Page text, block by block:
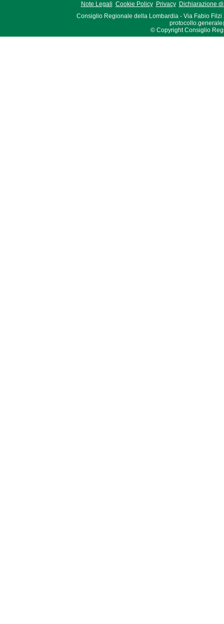
Note Legali Cookie Policy Privacy
Dichiarazione
Consiglio Regionale della Lombardia - Via Fabio Filzi
© Copyright Consiglio